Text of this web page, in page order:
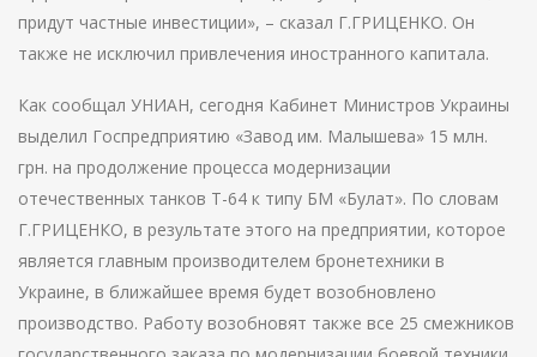
придут частные инвестиции», – сказал Г.ГРИЦЕНКО. Он
также не исключил привлечения иностранного капитала.
Как сообщал УНИАН, сегодня Кабинет Министров Украины
выделил Госпредприятию «Завод им. Малышева» 15 млн.
грн. на продолжение процесса модернизации
отечественных танков Т-64 к типу БМ «Булат». По словам
Г.ГРИЦЕНКО, в результате этого на предприятии, которое
является главным производителем бронетехники в
Украине, в ближайшее время будет возобновлено
производство. Работу возобновят также все 25 смежников